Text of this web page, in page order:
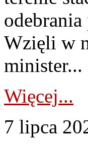
Wzięli w
minister...
Więcej...
7 lipca